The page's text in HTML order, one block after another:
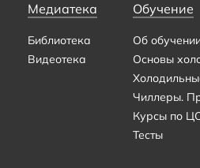
Медиатека
Библиотека
Видеотека
Обучение
Об
Основы
Чиллеры.
Курсы по
Тесты